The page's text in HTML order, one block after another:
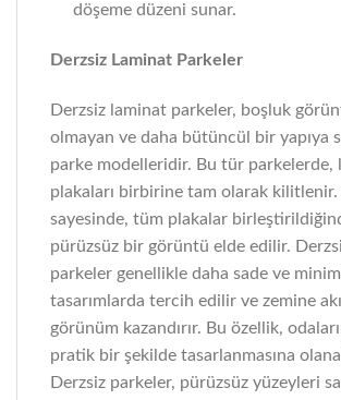
döşeme düzeni sunar.
Derzsiz Laminat Parkeler
Derzsiz laminat parkeler, boşluk
olmayan ve daha bütüncül bir yapıya
parke modelleridir. Bu tür parkelerde,
plakaları birbirine tam olarak
sayesinde, tüm plakalar
pürüzsüz bir görüntü elde edilir.
parkeler genellikle daha sade ve
tasarımlarda tercih edilir ve zemine
görünüm kazandırır. Bu özellik,
pratik bir şekilde tasarlanmasına
Derzsiz parkeler, pürüzsüz yüzeyleri